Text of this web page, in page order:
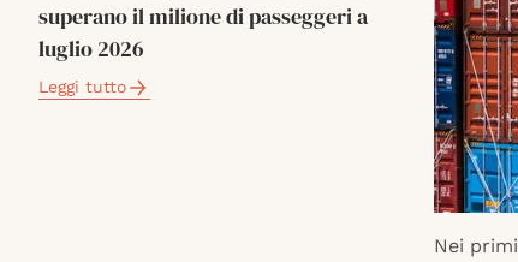
superano il milione di passeggeri a
luglio 2026
Leggi tutto
Nei